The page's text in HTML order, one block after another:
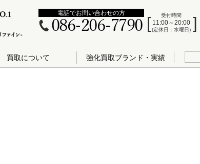
受付時間
11:00～20:00
(定休日：水曜日)
電話でお問い合わせの方
086-206-7790
買取について 強化買取ブランド・実績